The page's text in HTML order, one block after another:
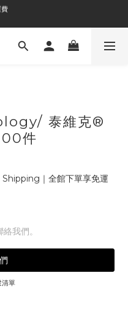
Tyvek®環保袋
泰維克®
件
｜全館下單享免運
我們。
清單